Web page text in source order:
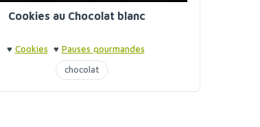
Cookies au Chocolat blanc
♥ Cookies ♥ Pauses gourmandes
chocolat